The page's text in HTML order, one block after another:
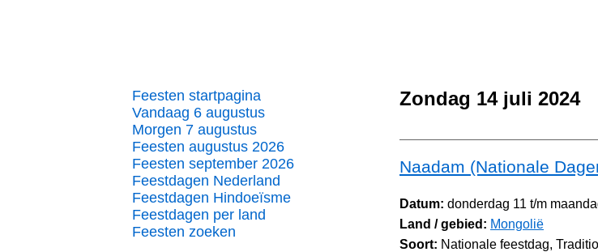
Feesten startpagina
Vandaag 6 augustus
Morgen 7 augustus
Feesten augustus 2026
Feesten september 2026
Feestdagen Nederland
Feestdagen Hindoeïsme
Feestdagen per land
Feesten zoeken
Zondag 14 juli 2024
Naadam (Nationale
Datum: donderdag 11 t/m
Land / gebied: Mongolië
Soort: Nationale feestdag,